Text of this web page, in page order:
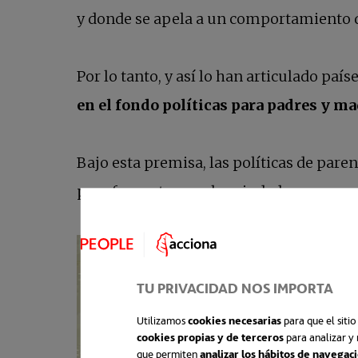
TU PRIVACIDAD NOS IMPORTA
Utilizamoscookies necesariaspara que el sitio
cookies propias y de tercerospara analizar y
que permitenanalizar los hábitos de
y donde se apela a un comportamiento
Por lo tanto, y así lo han articulado
en el fondo políticas para padres y
Bajo esta premisa, las políticas de
para fomentar que los ciudadanos